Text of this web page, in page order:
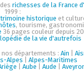
richesses de la France
1999 :
historique et
, tourisme,
36 pages couleur depuis
de la vie d'autrefois
départements : Ain
Alpes
Alpes-Maritimes
Aube Aude